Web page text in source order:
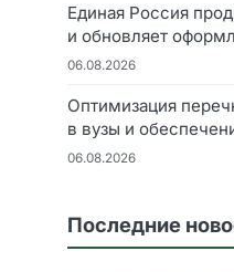
Единая Россия
и обновляет
06.08.2026
Оптимизация
в вузы и
06.08.2026
Последние